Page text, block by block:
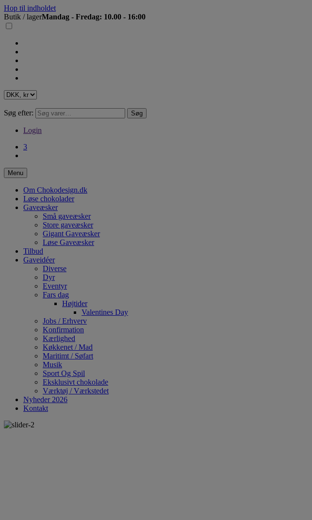
Hop til indholdet
Butik / lagerMandag - Fredag: 10.00 - 16:00
Søg efter: Søg
Login
3
Menu
Om Chokodesign.dk
Løse chokolader
Gaveæsker
Små gaveæsker
Store gaveæsker
Gigant Gaveæsker
Løse Gaveæsker
Tilbud
Gaveidéer
Diverse
Dyr
Eventyr
Fars dag
Højtider
Valentines Day
Jobs / Erhverv
Konfirmation
Kærlighed
Køkkenet / Mad
Maritimt / Søfart
Musik
Sport Og Spil
Eksklusivt chokolade
Værktøj / Værkstedet
Nyheder 2026
Kontakt